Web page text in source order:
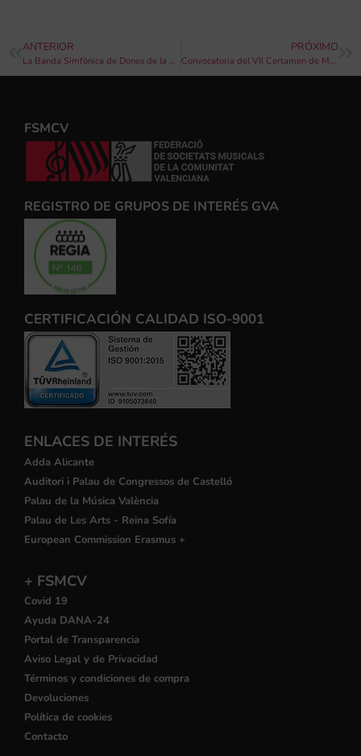
ANTERIOR
La Banda Simfònica de Dones de la FSMCV inicia su gira 2024 en Torrevieja, Muro d’Alcoi y Benimodo
PRÓXIMO
Convocatoria del VII Certamen de Música Festera de Agost
FSMCV
REGISTRO DE GRUPOS DE INTERÉS GVA
CERTIFICACIÓN CALIDAD ISO-9001
ENLACES DE INTERÉS
Adda Alicante
Auditori i Palau de Congressos de Castelló
Palau de la Música València
Palau de Les Arts - Reina Sofía
European Commission Erasmus +
+ FSMCV
Covid 19
Ayuda DANA-24
Portal de Transparencia
Aviso Legal y de Privacidad
Términos y condiciones de compra
Devoluciones
Política de cookies
Contacto